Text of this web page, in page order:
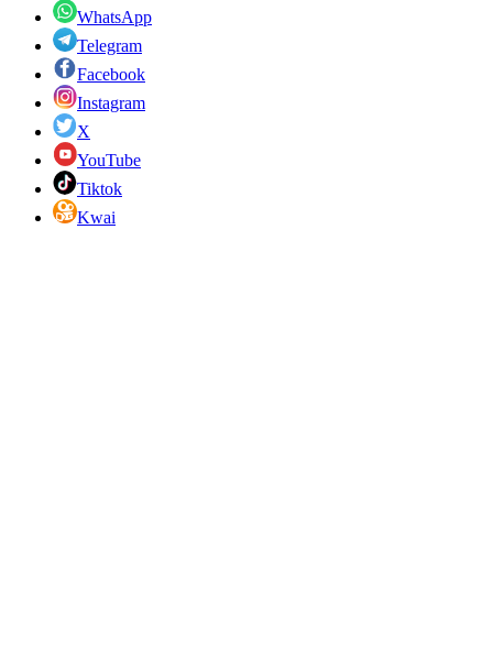
WhatsApp
Telegram
Facebook
Instagram
X
YouTube
Tiktok
Kwai